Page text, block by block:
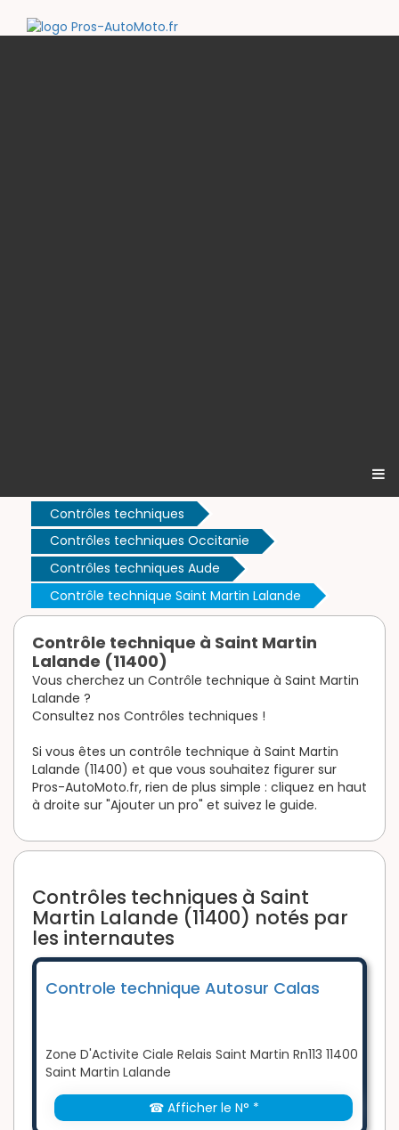
Contrôles techniques
Contrôles techniques Occitanie
Contrôles techniques Aude
Contrôle technique Saint Martin Lalande
Contrôle technique à Saint Martin
Lalande (11400)
Vous cherchez un Contrôle technique à Saint Martin
Lalande ?
Consultez nos Contrôles techniques !
Si vous êtes un contrôle technique à Saint Martin
Lalande (11400) et que vous souhaitez figurer sur
Pros-AutoMoto.fr, rien de plus simple : cliquez en haut
à droite sur "Ajouter un pro" et suivez le guide.
Contrôles techniques à Saint
Martin Lalande (11400) notés par
les internautes
Controle technique Autosur Calas
Zone D'Activite Ciale Relais Saint Martin Rn113 11400
Saint Martin Lalande
☎ Afficher le N° *